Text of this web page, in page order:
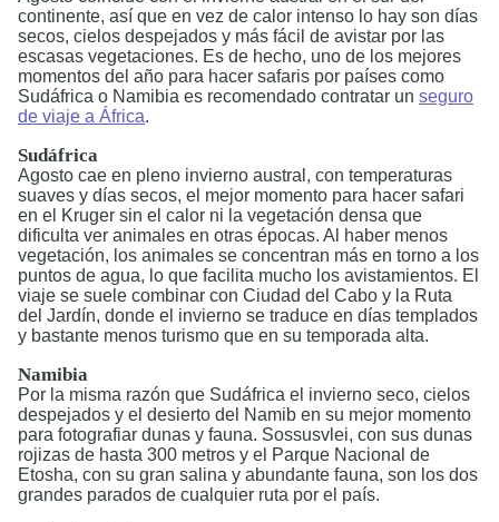
continente, así que en vez de calor intenso lo hay son días
secos, cielos despejados y más fácil de avistar por las
escasas vegetaciones. Es de hecho, uno de los mejores
momentos del año para hacer safaris por países como
Sudáfrica o Namibia es recomendado contratar un seguro
de viaje a África.
Sudáfrica
Agosto cae en pleno invierno austral, con temperaturas
suaves y días secos, el mejor momento para hacer safari
en el Kruger sin el calor ni la vegetación densa que
dificulta ver animales en otras épocas. Al haber menos
vegetación, los animales se concentran más en torno a los
puntos de agua, lo que facilita mucho los avistamientos. El
viaje se suele combinar con Ciudad del Cabo y la Ruta
del Jardín, donde el invierno se traduce en días templados
y bastante menos turismo que en su temporada alta.
Namibia
Por la misma razón que Sudáfrica el invierno seco, cielos
despejados y el desierto del Namib en su mejor momento
para fotografiar dunas y fauna. Sossusvlei, con sus dunas
rojizas de hasta 300 metros y el Parque Nacional de
Etosha, con su gran salina y abundante fauna, son los dos
grandes parados de cualquier ruta por el país.